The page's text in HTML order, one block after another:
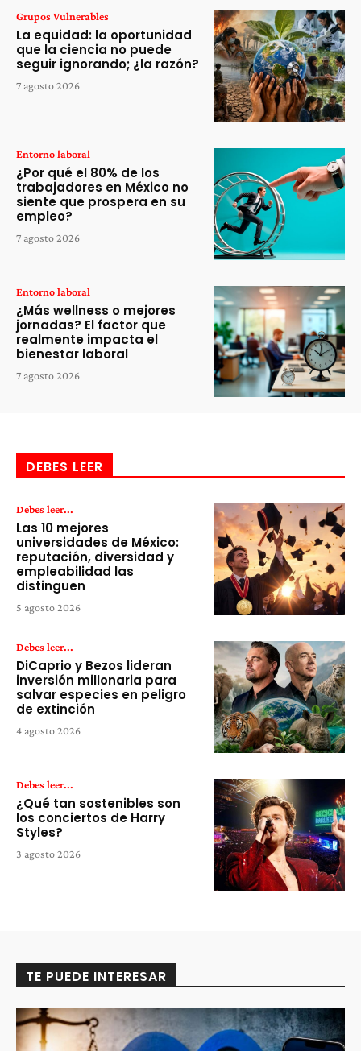
Grupos Vulnerables
La equidad: la oportunidad
que la ciencia no puede
seguir ignorando; ¿la razón?
7 agosto 2026
Entorno laboral
¿Por qué el 80% de los
trabajadores en México no
siente que prospera en su
empleo?
7 agosto 2026
Entorno laboral
¿Más wellness o mejores
jornadas? El factor que
realmente impacta el
bienestar laboral
7 agosto 2026
DEBES LEER
Debes leer...
Las 10 mejores
universidades de México:
reputación, diversidad y
empleabilidad las
distinguen
5 agosto 2026
Debes leer...
DiCaprio y Bezos lideran
inversión millonaria para
salvar especies en peligro
de extinción
4 agosto 2026
Debes leer...
¿Qué tan sostenibles son
los conciertos de Harry
Styles?
3 agosto 2026
TE PUEDE INTERESAR